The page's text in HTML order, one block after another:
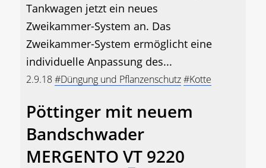
Tankwagen jetzt ein neues
Zweikammer-System an. Das
Zweikammer-System ermöglicht eine
individuelle Anpassung des...
2.9.18#Düngung und Pflanzenschutz#Kotte
Pöttinger mit neuem
Bandschwader
MERGENTO VT 9220